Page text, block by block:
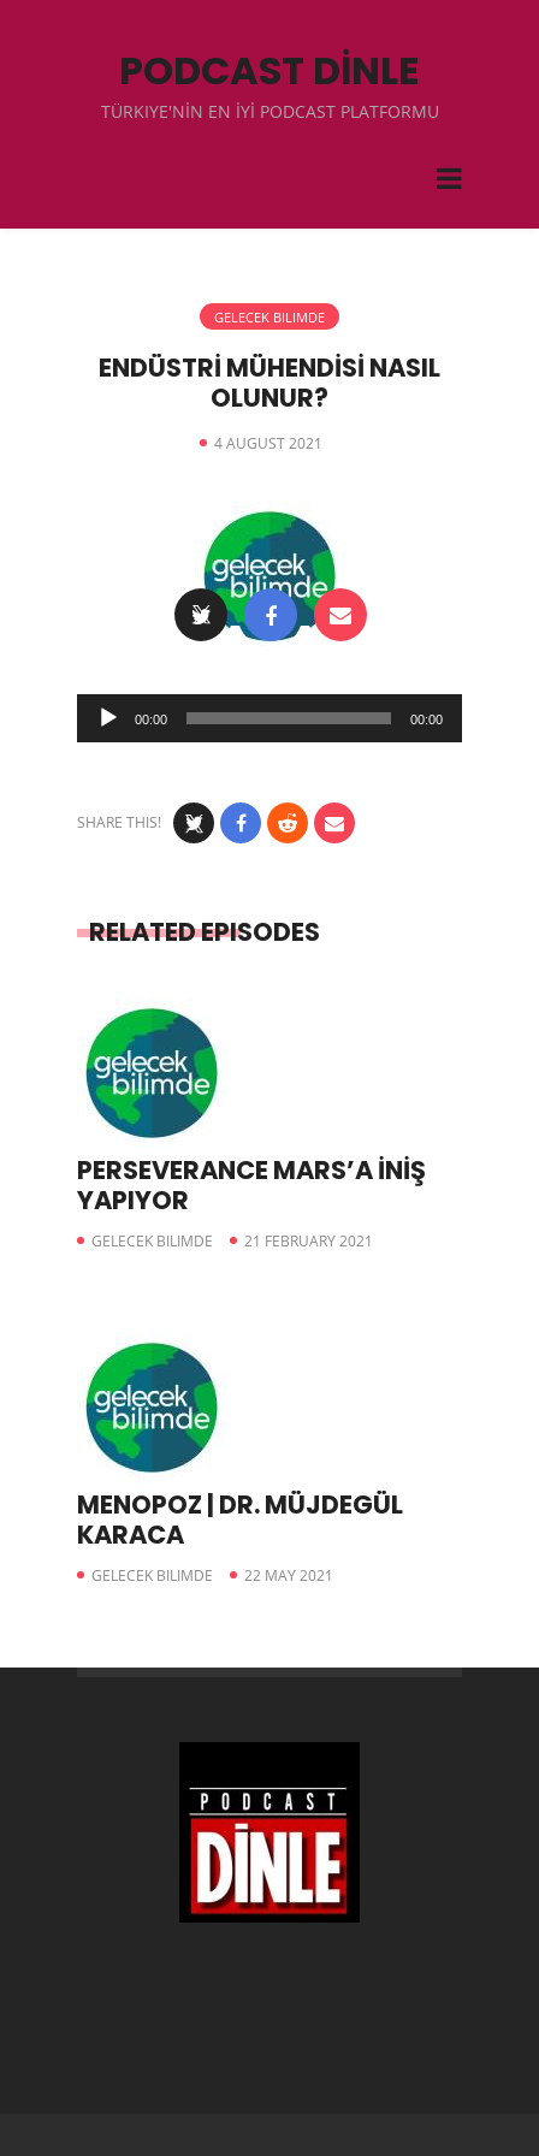
PODCAST DİNLE
TÜRKIYE'NİN EN İYİ PODCAST PLATFORMU
GELECEK BILIMDE
ENDÜSTRİ MÜHENDİSİ NASIL
OLUNUR?
4 AUGUST 2021
Audio
Player
00:00 00:00
SHARE THIS!
RELATED EPISODES
PERSEVERANCE MARS’A İNİŞ
YAPIYOR
GELECEK BILIMDE 21 FEBRUARY 2021
MENOPOZ | DR. MÜJDEGÜL
KARACA
GELECEK BILIMDE 22 MAY 2021